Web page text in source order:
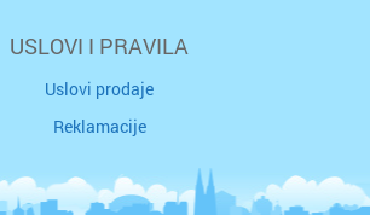
USLOVI I PRAVILA
Uslovi prodaje
Reklamacije